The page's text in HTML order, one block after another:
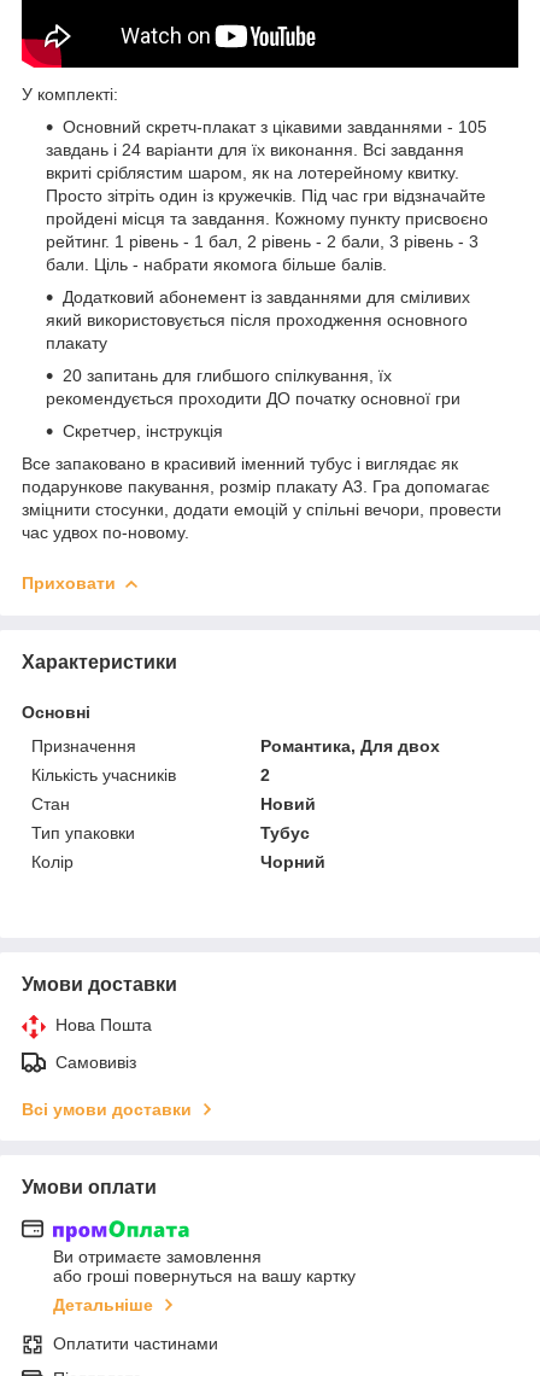
У комплекті:
Основний скретч-плакат з цікавими завданнями - 105
завдань і 24 варіанти для їх виконання. Всі завдання
вкриті сріблястим шаром, як на лотерейному квитку.
Просто зітріть один із кружечків. Під час гри відзначайте
пройдені місця та завдання. Кожному пункту присвоєно
рейтинг. 1 рівень - 1 бал, 2 рівень - 2 бали, 3 рівень - 3
бали. Ціль - набрати якомога більше балів.
Додатковий абонемент із завданнями для сміливих
який використовується після проходження основного
плакату
20 запитань для глибшого спілкування, їх
рекомендується проходити ДО початку основної гри
Скретчер, інструкція
Все запаковано в красивий іменний тубус і виглядає як
подарункове пакування, розмір плакату А3. Гра допомагає
зміцнити стосунки, додати емоцій у спільні вечори, провести
час удвох по-новому.
Приховати
Характеристики
Основні
Призначення
Романтика, Для двох
Кількість учасників
2
Стан
Новий
Тип упаковки
Тубус
Колір
Чорний
Умови доставки
Нова Пошта
Самовивіз
Всі умови доставки
Умови оплати
Ви отримаєте замовлення
або гроші повернуться на вашу картку
Детальніше
Оплатити частинами